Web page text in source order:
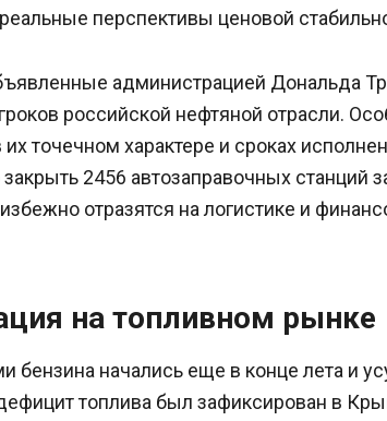
перспективы ценовой
администрацией Дональда
российской нефтяной отрасли.
точечном характере и сроках
2456 автозаправочных станций
отразятся на логистике и
на топливном рынке
бензина начались еще в конце лета и
топлива был зафиксирован в